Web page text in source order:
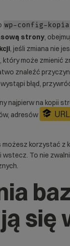
wp-config-
strony,
, jeśli zmiana nie
może zmienić
znaleźć
wystąpi błąd,
najpierw na kopii
adresów
URL
możesz korzystać z
To nie
się